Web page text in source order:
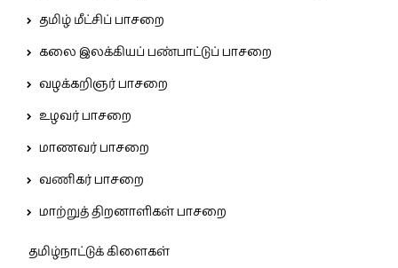
தமிழ் மீட்சிப் பாசறை
கலை இலக்கியப் பண்பாட்டுப் பாசறை
வழக்கறிஞர் பாசறை
உழவர் பாசறை
மாணவர் பாசறை
வணிகர் பாசறை
மாற்றுத் திறனாளிகள் பாசறை
தமிழ்நாட்டுக் கிளைகள்